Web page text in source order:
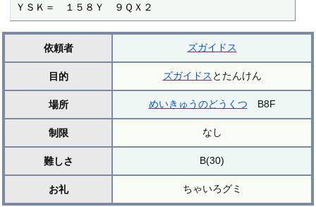
ＹＳＫ＝　１５８Ｙ　９ＱＸ２
依頼者 ズガイドス
目的 ズガイドス とたんけん
場所 めいきゅうのどうくつ B8F
制限 なし
難しさ B(30)
お礼 ちゃいろグミ